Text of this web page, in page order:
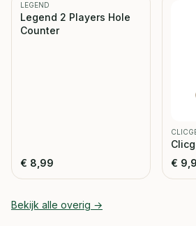
LEGEND
Legend 2 Players Hole
Counter
€ 8,99
€
Bekijk alle overig →